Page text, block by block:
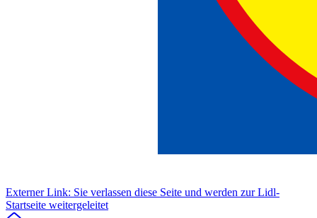
Externer Link: Sie verlassen diese Seite und werden zur Lidl-
Startseite weitergeleitet